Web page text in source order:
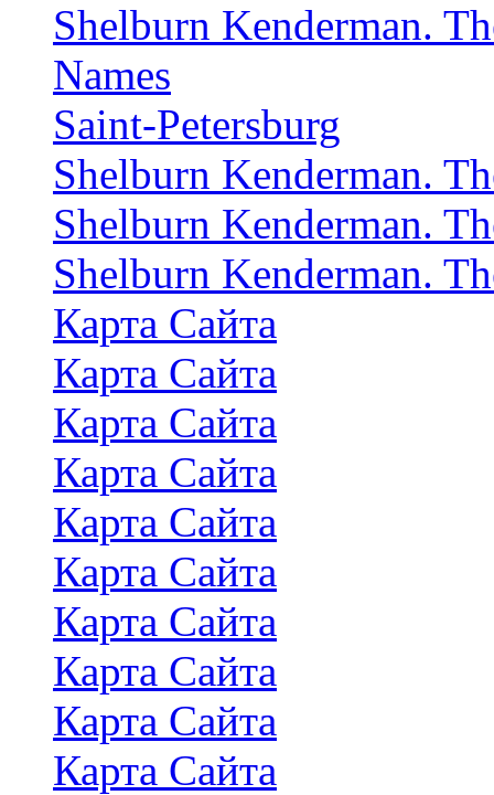
Shelburn Kenderman.
Names
Saint-Petersburg
Shelburn Kenderman.
Shelburn Kenderman.
Shelburn Kenderman.
Карта Сайта
Карта Сайта
Карта Сайта
Карта Сайта
Карта Сайта
Карта Сайта
Карта Сайта
Карта Сайта
Карта Сайта
Карта Сайта